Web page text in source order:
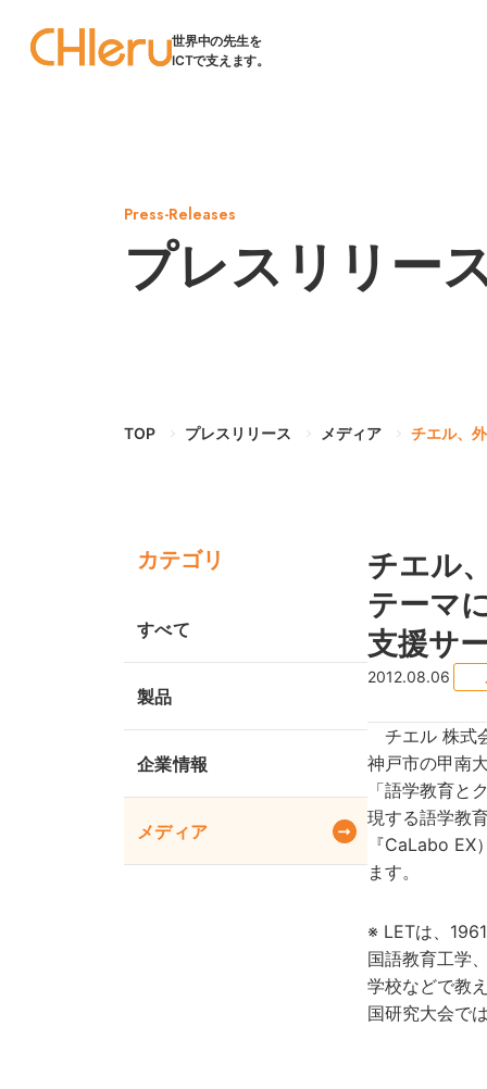
世界中の先生を
ICTで支えます。
Press-Releases
プレスリリー
TOP プレスリリース メディア チエル、
カテゴリ
すべて
製品
企業情報
メディア
チエル
テーマ
支援サ
2012.08.06
チエル 株式
神戸市の甲南
「語学教育
現する語学教
『CaLabo
ます。
※ LETは、
国語教育工学
学校などで教
国研究大会で